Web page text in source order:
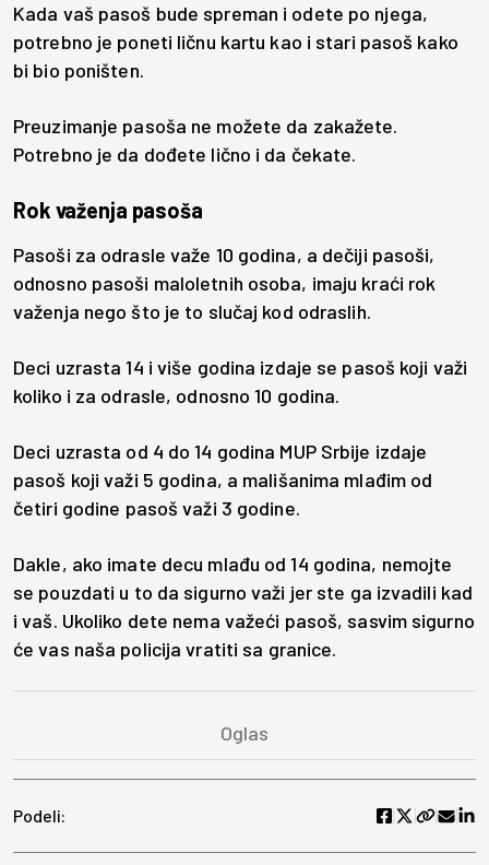
Kada vaš pasoš bude spreman i odete po njega,
potrebno je poneti ličnu kartu kao i stari pasoš kako
bi bio poništen.
Preuzimanje pasoša ne možete da zakažete.
Potrebno je da dođete lično i da čekate.
Rok važenja pasoša
Pasoši za odrasle važe 10 godina, a dečiji pasoši,
odnosno pasoši maloletnih osoba, imaju kraći rok
važenja nego što je to slučaj kod odraslih.
Deci uzrasta 14 i više godina izdaje se pasoš koji važi
koliko i za odrasle, odnosno 10 godina.
Deci uzrasta od 4 do 14 godina MUP Srbije izdaje
pasoš koji važi 5 godina, a mališanima mlađim od
četiri godine pasoš važi 3 godine.
Dakle, ako imate decu mlađu od 14 godina, nemojte
se pouzdati u to da sigurno važi jer ste ga izvadili kad
i vaš. Ukoliko dete nema važeći pasoš, sasvim sigurno
će vas naša policija vratiti sa granice.
Podeli: